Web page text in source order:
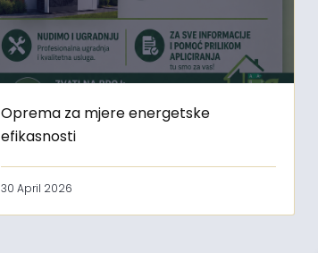
Oprema za mjere energetske
efikasnosti
30 April 2026